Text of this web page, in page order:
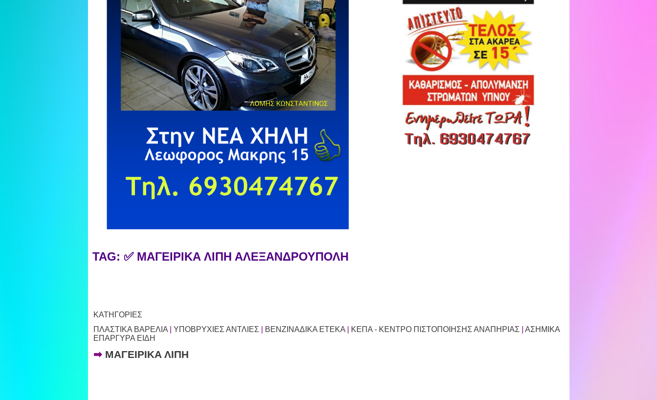
TAG: ✅ ΜΑΓΕΙΡΙΚΑ ΛΙΠΗ ΑΛΕΞΑΝΔΡΟΥΠΟΛΗ
ΚΑΤΗΓΟΡΙΕΣ
ΠΛΑΣΤΙΚΑ ΒΑΡΕΛΙΑ| ΥΠΟΒΡΥΧΙΕΣ ΑΝΤΛΙΕΣ ΒΕΝΖΙΝΑΔΙΚΑ ΕΤΕΚΑ| ΚΕΠΑ - ΚΕΝΤΡΟ ΠΙΣΤΟΠΟΙΗΣΗΣ ΑΝΑΠΗΡΙΑΣ
ΑΣΗΜΙΚΑ
ΕΠΑΡΓΥΡΑ ΕΙΔΗ
➡ ΜΑΓΕΙΡΙΚΑ ΛΙΠΗ